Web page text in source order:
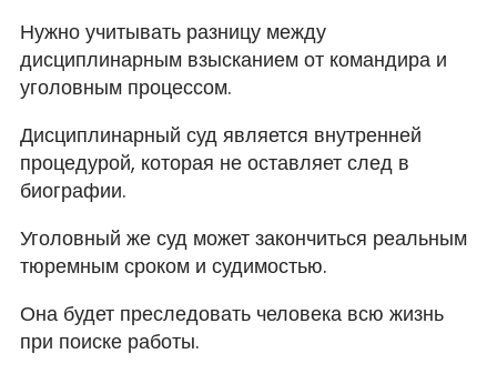
Нужно учитывать разницу между
дисциплинарным взысканием от командира и
уголовным процессом.
Дисциплинарный суд является внутренней
процедурой, которая не оставляет след в
биографии.
Уголовный же суд может закончиться реальным
тюремным сроком и судимостью.
Она будет преследовать человека всю жизнь
при поиске работы.